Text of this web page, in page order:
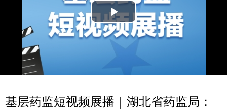
Play
Video
基层药监短视频展播｜湖北省药监局：